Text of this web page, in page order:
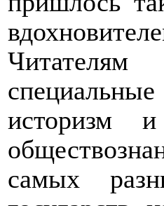
Читателям
историзм
самых